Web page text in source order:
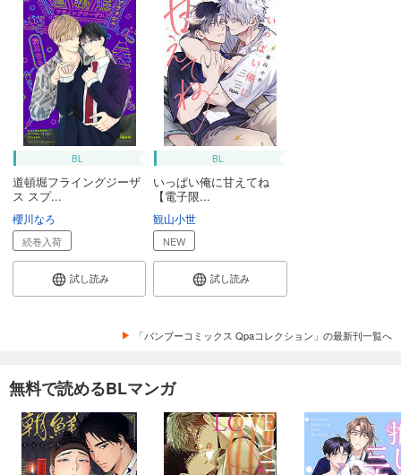
BL
道頓堀フライングジーザ
ス スプ...
櫻川なろ
続巻入荷
試し読み
BL
いっぱい俺に甘えてね
【電子限...
観山小世
NEW
試し読み
「バンブーコミックス Qpaコレクション」の最新刊一覧へ
無料で読めるBLマンガ